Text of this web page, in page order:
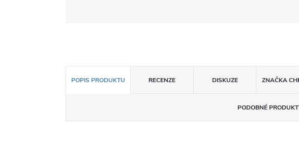
POPIS PRODUKTU RECENZE DISKUZE ZNAČKA
PODOBNÉ